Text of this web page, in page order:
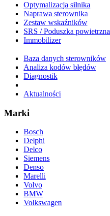
Optymalizacja silnika
Naprawa sterownika
Zestaw wskaźników
SRS / Poduszka powietrzna
Immobilizer
Baza danych sterowników
Analiza kodów błędów
Diagnostik
Aktualności
Marki
Bosch
Delphi
Delco
Siemens
Denso
Marelli
Volvo
BMW
Volkswagen